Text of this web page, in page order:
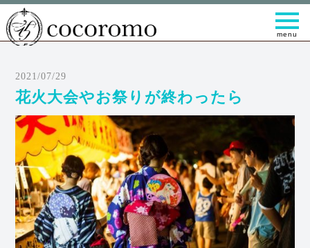
t
o
g
g
i
o
n
2021/07/29
花火大会やお祭りが終わったら